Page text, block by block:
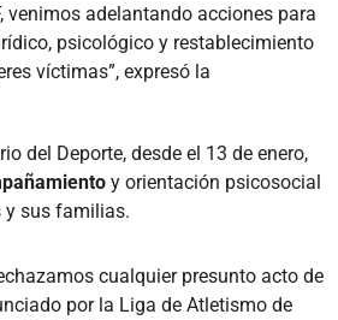
venimos adelantando acciones para
psicológico y restablecimiento
víctimas”, expresó la
del Deporte, desde el 13 de enero,
y orientación psicosocial
y sus familias.
cualquier presunto acto de
por la Liga de Atletismo de